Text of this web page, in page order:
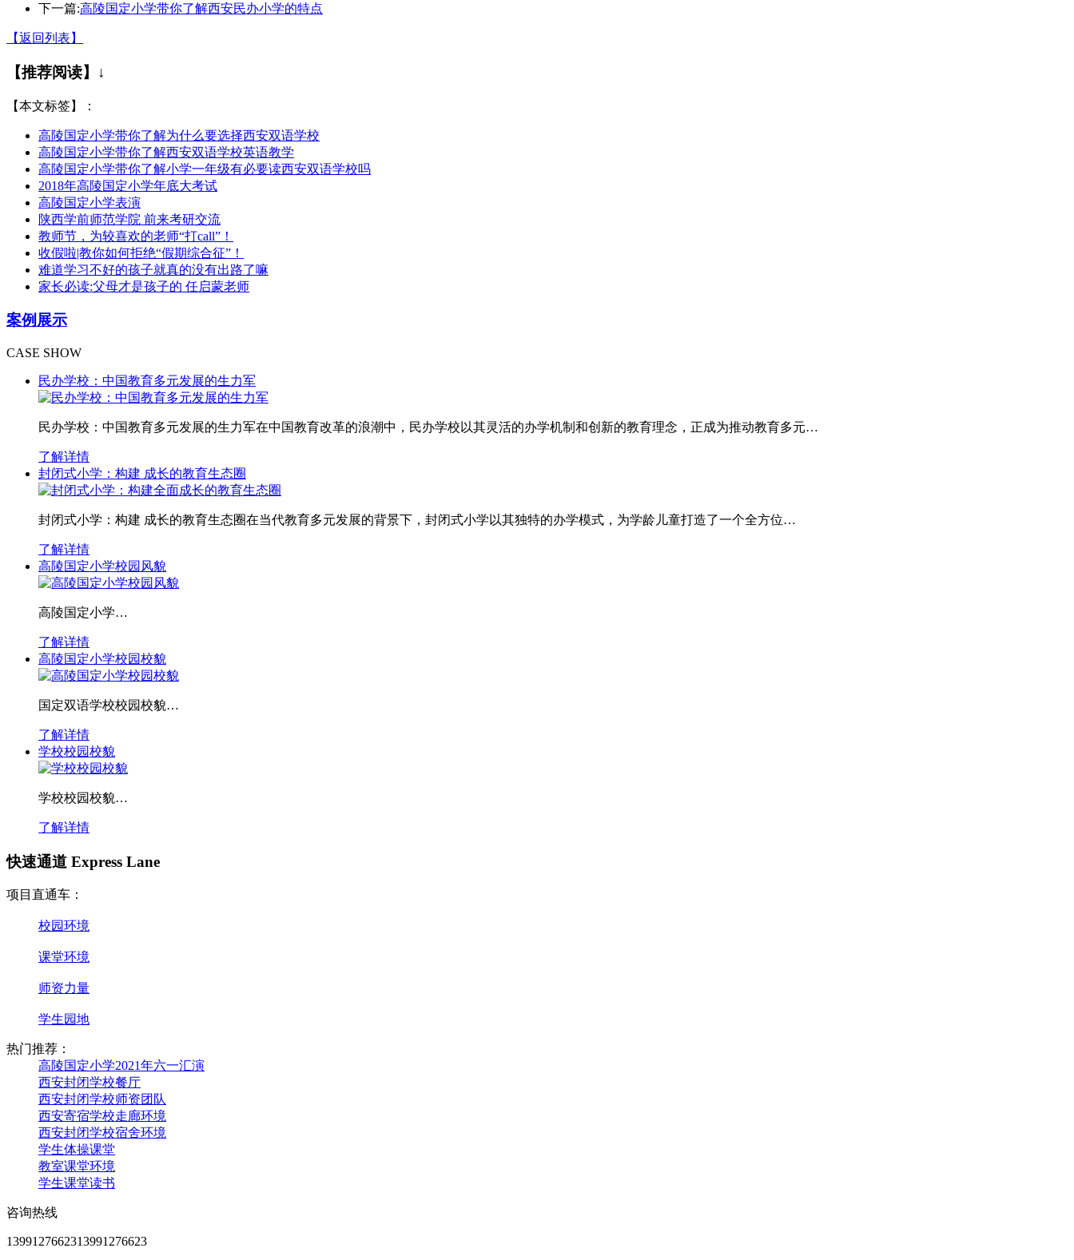
下一篇:高陵国定小学带你了解西安民办小学的特点
【返回列表】
【推荐阅读】↓
【本文标签】：
高陵国定小学带你了解为什么要选择西安双语学校
高陵国定小学带你了解西安双语学校英语教学
高陵国定小学带你了解小学一年级有必要读西安双语学校吗
2018年高陵国定小学年底大考试
高陵国定小学表演
陕西学前师范学院 前来考研交流
教师节，为较喜欢的老师“打call”！
收假啦|教你如何拒绝“假期综合征”！
难道学习不好的孩子就真的没有出路了嘛
家长必读:父母才是孩子的 任启蒙老师
案例展示
CASE SHOW
民办学校：中国教育多元发展的生力军
民办学校：中国教育多元发展的生力军在中国教育改革的浪潮中，民办学校以其灵活的办学机制和创新的教育理念，正成为推动教育多元…
了解详情
封闭式小学：构建 成长的教育生态圈
封闭式小学：构建 成长的教育生态圈在当代教育多元发展的背景下，封闭式小学以其独特的办学模式，为学龄儿童打造了一个全方位…
了解详情
高陵国定小学校园风貌
高陵国定小学…
了解详情
高陵国定小学校园校貌
国定双语学校校园校貌…
了解详情
学校校园校貌
学校校园校貌…
了解详情
快速通道 Express Lane
项目直通车：
校园环境
课堂环境
师资力量
学生园地
热门推荐：
高陵国定小学2021年六一汇演
西安封闭学校餐厅
西安封闭学校师资团队
西安寄宿学校走廊环境
西安封闭学校宿舍环境
学生体操课堂
教室课堂环境
学生课堂读书
咨询热线
1399127662313991276623